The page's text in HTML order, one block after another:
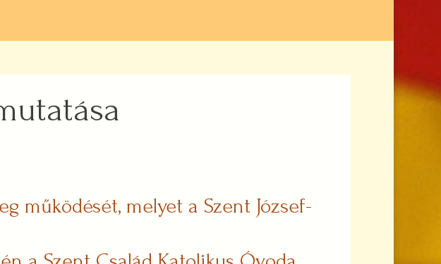
működését, melyet a Szent József-